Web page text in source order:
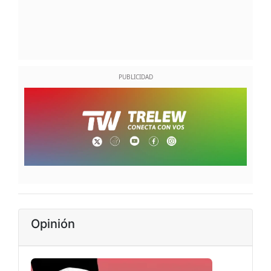
Opinión